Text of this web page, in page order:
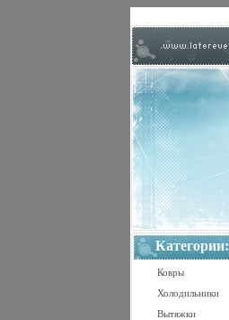
Категории:
Ковры
Холодильники
Вытяжки